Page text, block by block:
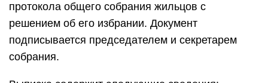
протокола общего собрания жильцов с
решением об его избрании. Документ
подписывается председателем и секретарем
собрания.